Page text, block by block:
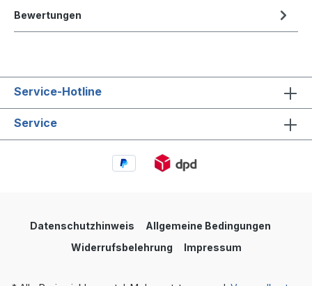
Bewertungen
Service-Hotline
Service
Datenschutzhinweis
Allgemeine Bedingungen
Widerrufsbelehrung
Impressum